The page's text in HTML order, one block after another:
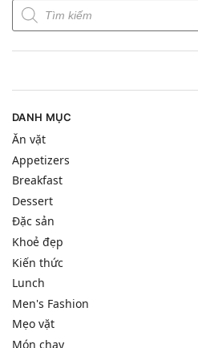
DANH MỤC
Ăn vặt
Appetizers
Breakfast
Dessert
Đặc sản
Khoẻ đẹp
Kiến thức
Lunch
Men's Fashion
Mẹo vặt
Món chay